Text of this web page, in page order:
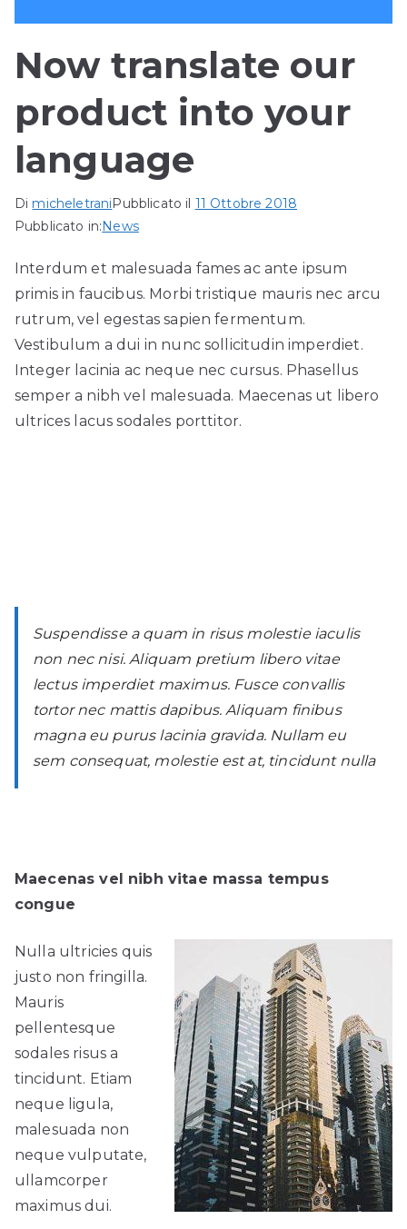
Now translate our
product into your
language
Di micheletraniPubblicato il 11 Ottobre 2018
Pubblicato in:News
Interdum et malesuada fames ac ante ipsum
primis in faucibus. Morbi tristique mauris nec arcu
rutrum, vel egestas sapien fermentum.
Vestibulum a dui in nunc sollicitudin imperdiet.
Integer lacinia ac neque nec cursus. Phasellus
semper a nibh vel malesuada. Maecenas ut libero
ultrices lacus sodales porttitor.
Suspendisse a quam in risus molestie iaculis
non nec nisi. Aliquam pretium libero vitae
lectus imperdiet maximus. Fusce convallis
tortor nec mattis dapibus. Aliquam finibus
magna eu purus lacinia gravida. Nullam eu
sem consequat, molestie est at, tincidunt nulla
Maecenas vel nibh vitae massa tempus
congue
Nulla ultricies quis
justo non fringilla.
Mauris
pellentesque
sodales risus a
tincidunt. Etiam
neque ligula,
malesuada non
neque vulputate,
ullamcorper
maximus dui.